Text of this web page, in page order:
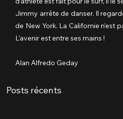
Jimmy arrête de danser. Il
de New York. La Californie n’est
L’avenir est entre ses mains !
Alan Alfredo Geday
Posts récents